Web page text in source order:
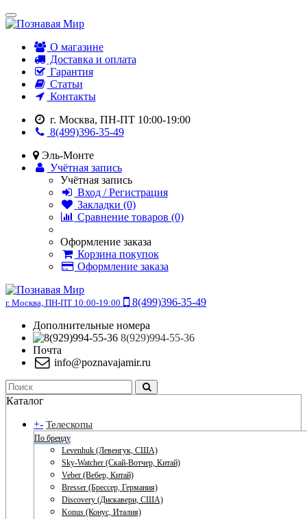
О магазине
Доставка и оплата
Гарантия
Статьи
Контакты
г. Москва, ПН-ПТ 10:00-19:00
8(499)396-35-49
Эль-Монте
Учётная запись
Учётная запись
Вход / Регистрация
Закладки (0)
Сравнение товаров (0)
Оформление заказа
Корзина покупок
Оформление заказа
г. Москва, ПН-ПТ 10:00-19:00
8(499)396-35-49
Дополнительные номера
8(929)994-55-36
Почта
info@poznavajamir.ru
Каталог
+- Телескопы
По бренду
Levenhuk (Левенгук, США)
Sky-Watcher (Скай-Вотчер, Китай)
Veber (Вебер, Китай)
Bresser (Брессер, Германия)
Discovery (Дискавери, США)
Konus (Конус, Италия)